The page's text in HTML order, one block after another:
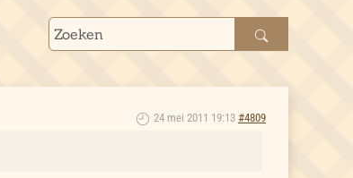
24 mei 2011 19:13 #4809